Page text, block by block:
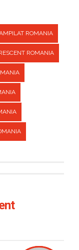
ROMANIA
ROMANIA